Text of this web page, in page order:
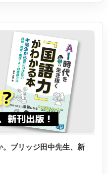
ブリッジ田中先生、新